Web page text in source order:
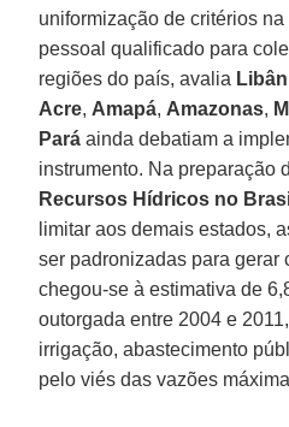
uniformização de critérios
pessoal qualificado para
regiões do país, avalia
Acre, Amapá, Amazonas,
Paráainda debatiam a
instrumento. Na preparação
Recursos Hídricos no
limitar aos demais estados,
ser padronizadas para gerar
chegou-se à estimativa de
outorgada entre 2004 e
irrigação, abastecimento
pelo viés das vazões